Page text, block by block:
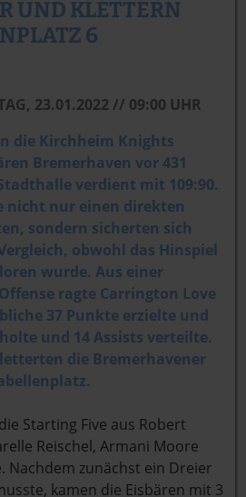
UND KLETTERN
6
23.01.2022 // 09:00 UHR
die Kirchheim Knights
Bremerhaven vor 431
verdient mit 109:90.
nicht nur einen direkten
sondern sicherten sich
obwohl das Hinspiel
wurde. Aus einer
ragte Carrington Love
37 Punkte erzielte und
und 14 Assists verteilte.
die Bremerhavener
Starting Five aus Robert
Reischel, Armani Moore
Nachdem zunächst ein Dreier
kamen die Eisbären mit 3